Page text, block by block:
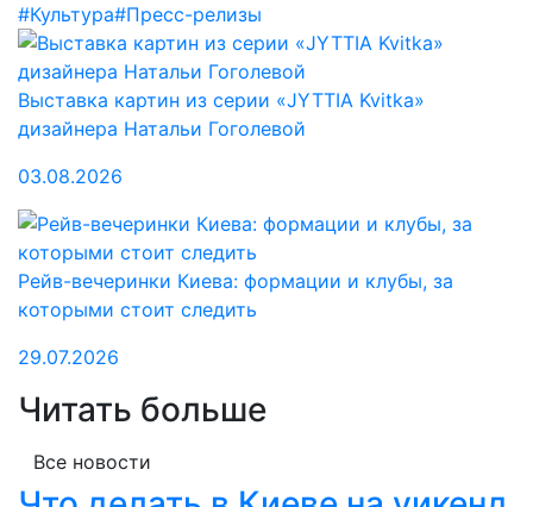
#Культура#Пресс-релизы
Выставка картин из серии «JYTTIA Kvitka»
дизайнера Натальи Гоголевой
03.08.2026
Рейв-вечеринки Киева: формации и клубы, за
которыми стоит следить
29.07.2026
Читать больше
Все новости